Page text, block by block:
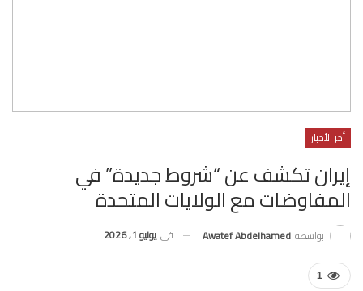
أخر الأخبار
إيران تكشف عن “شروط جديدة” في
المفاوضات مع الولايات المتحدة
بواسطة Awatef Abdelhamed في يونيو 1, 2026
1